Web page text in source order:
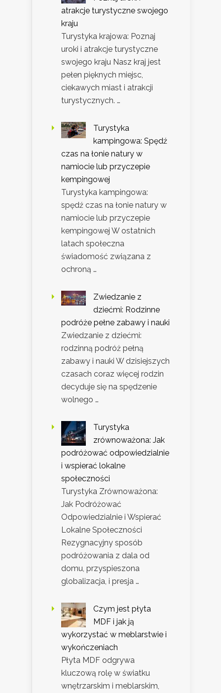
atrakcje turystyczne swojego
kraju
Turystyka krajowa: Poznaj
uroki i atrakcje turystyczne
swojego kraju Nasz kraj jest
pełen pięknych miejsc,
ciekawych miast i atrakcji
turystycznych. …
Turystyka
kampingowa: Spędź
czas na łonie natury w
namiocie lub przyczepie
kempingowej
Turystyka kampingowa:
spędź czas na łonie natury w
namiocie lub przyczepie
kempingowej W ostatnich
latach społeczna
świadomość związana z
ochroną …
Zwiedzanie z
dziećmi: Rodzinne
podróże pełne zabawy i nauki
Zwiedzanie z dziećmi:
rodzinną podróż pełną
zabawy i nauki W dzisiejszych
czasach coraz więcej rodzin
decyduje się na spędzenie
wolnego …
Turystyka
zrównoważona: Jak
podróżować odpowiedzialnie
i wspierać lokalne
społeczności
Turystyka Zrównoważona:
Jak Podróżować
Odpowiedzialnie i Wspierać
Lokalne Społeczności
Rezygnacyjny sposób
podróżowania z dala od
domu, przyspieszona
globalizacja, i presja …
Czym jest płyta
MDF i jak ją
wykorzystać w meblarstwie i
wykończeniach
Płyta MDF odgrywa
kluczową rolę w światku
wnętrzarskim i meblarskim,